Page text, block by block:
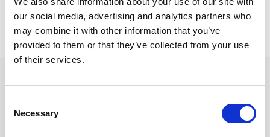
our social media, advertising and analytics partners who
may combine it with other information that you’ve
provided to them or that they’ve collected from your use
of their services.
Selection
Necessary
Prishistorik
Lägsta pris senaste 30 dagarna är 309 kr (2026-08-07)
Andra tittade även på